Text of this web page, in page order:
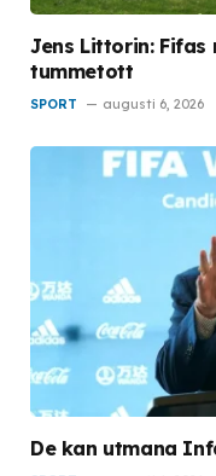
Jens Littorin:
tummetott
SPORT augusti 6, 2026
De kan utmana